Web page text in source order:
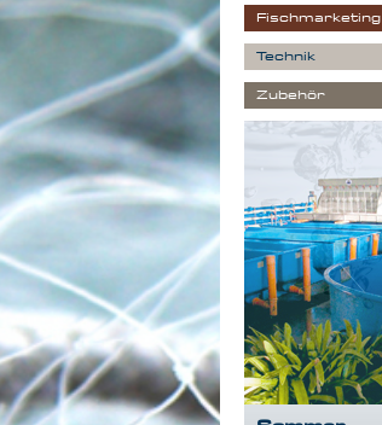
Fischmarketing
Technik
Zubehör